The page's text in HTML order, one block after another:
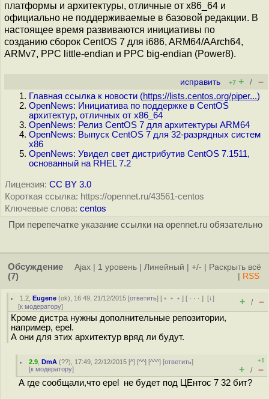
платформы и архитектуры, отличные от x86_64 и
официально не поддерживаемые в базовой редакции. В
настоящее время развиваются инициативы по
созданию сборок CentOS 7 для i686, ARM64/AArch64,
ARMv7, PPC little-endian и PPC big-endian (Power8).
исправить +7 + / –
Главная ссылка к новости (https://lists.centos.org/piper...)
OpenNews: Инициатива по поддержке в CentOS
архитектур, отличных от x86_64
OpenNews: Релиз CentOS 7 для архитектуры ARM64
OpenNews: Выпуск CentOS 7 для 32-разрядных систем
x86
OpenNews: Увидел свет дистрибутив CentOS 7.1511,
основанный на RHEL 7.2
Лицензия: CC BY 3.0
Короткая ссылка: https://opennet.ru/43561-centos
Ключевые слова: centos
При перепечатке указание ссылки на opennet.ru обязательно
Обсуждение
(7)
Ajax 1 уровень Линейный +/-
Раскрыть всё
RSS
1.2 ,Eugene (ok), 16:49, 21/12/2015 [ответить] [ ﹢﹢﹢] [ · · ·][↓]
[к модератору] + / –
Кроме дистра нужны дополнительные репозитории,
например, epel.
А они для этих архитектур вряд ли будут.
2.9 ,DmA (??), 17:49, 22/12/2015 [^] [^^] [^^^] [ответить]
[к модератору]
+1
+ / –
А где сообщали,что epel не будет под ЦЕнтос 7 32 бит?